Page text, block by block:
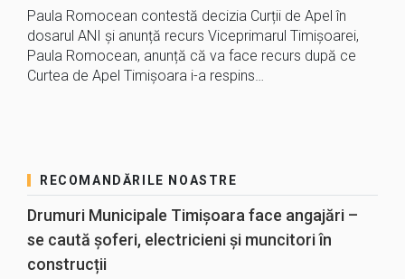
Paula Romocean contestă decizia Curții de Apel în
dosarul ANI și anunță recurs Viceprimarul Timișoarei,
Paula Romocean, anunță că va face recurs după ce
Curtea de Apel Timișoara i-a respins…
RECOMANDĂRILE NOASTRE
Drumuri Municipale Timișoara face angajări –
se caută șoferi, electricieni și muncitori în
construcții